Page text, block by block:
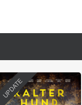
UPDATE